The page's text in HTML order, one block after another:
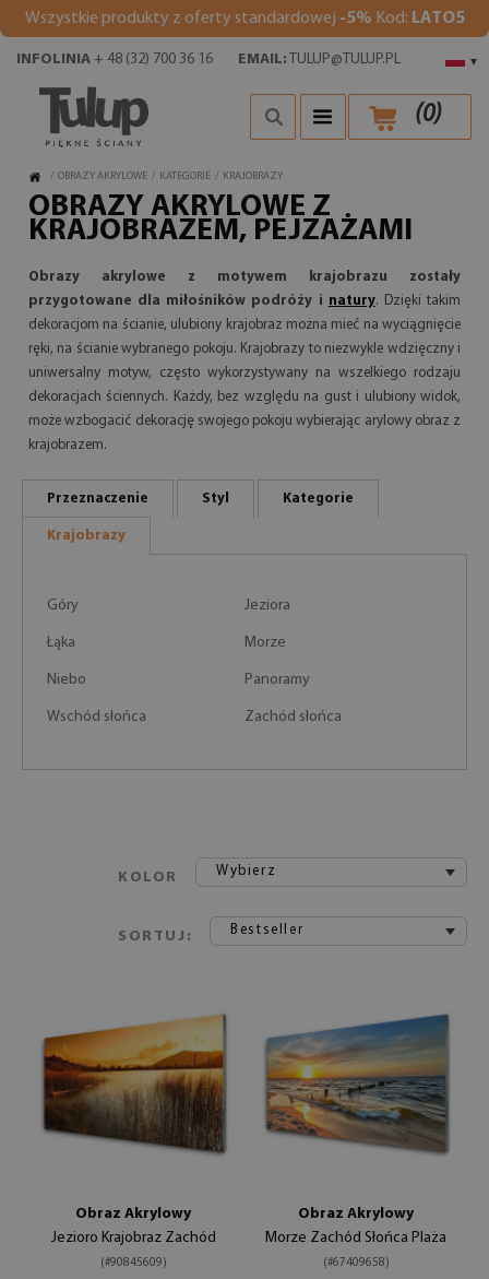
Wszystkie produkty z oferty standardowej -5% Kod: LATO5
▾
INFOLINIA + 48 (32) 700 36 16 EMAIL: TULUP@TULUP.PL
(0)
/ OBRAZY AKRYLOWE / KATEGORIE / KRAJOBRAZY
OBRAZY AKRYLOWE Z
KRAJOBRAZEM, PEJZAŻAMI
Obrazy akrylowe z motywem krajobrazu
zostały
przygotowane dla miłośników podróży i natury. Dzięki takim
dekoracjom na ścianie, ulubiony krajobraz można mieć na wyciągnięcie
ręki, na ścianie wybranego pokoju. Krajobrazy to niezwykle wdzięczny i
uniwersalny motyw, często wykorzystywany na wszelkiego rodzaju
dekoracjach ściennych. Każdy, bez względu na gust i ulubiony widok,
może wzbogacić dekorację swojego pokoju wybierając arylowy obraz z
krajobrazem.
Przeznaczenie Styl Kategorie
Krajobrazy
Góry Jeziora
Łąka Morze
Niebo Panoramy
Wschód słońca Zachód słońca
KOLOR Wybierz
SORTUJ: Bestseller
Obraz Akrylowy
Jezioro Krajobraz Zachód
(#90845609)
Obraz Akrylowy
Morze Zachód Słońca Plaża
(#67409658)